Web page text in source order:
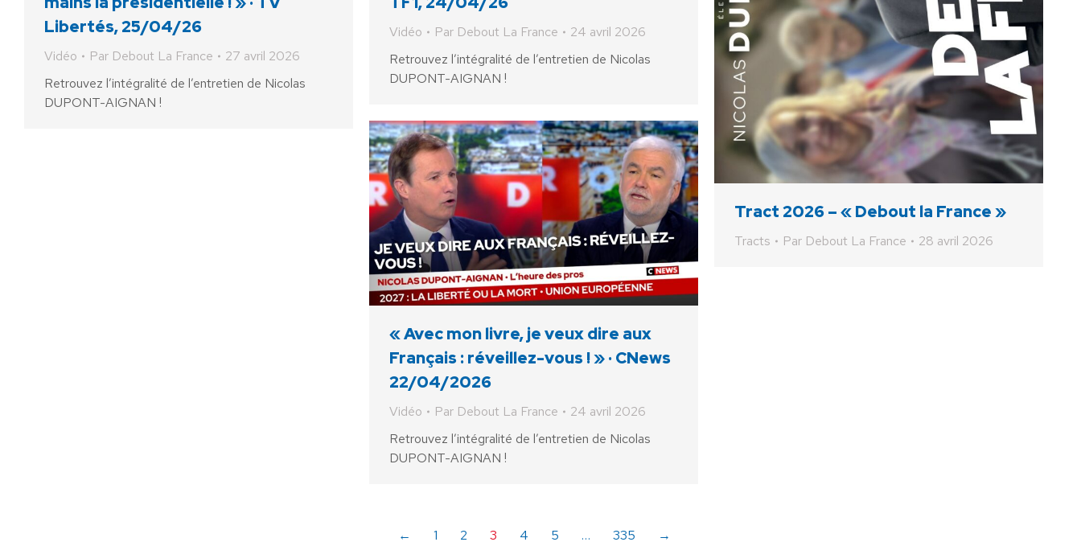
Tract 2026 – « Debout la France »
Tracts Par Debout La France 28 avril 2026
Libertés, 25/04/26
Vidéo Par Debout La France
27 avril 2026
Retrouvez l’intégralité de l’entretien de Nicolas
DUPONT-AIGNAN !
Vidéo Par Debout La France
24 avril 2026
Retrouvez l’intégralité de l’entretien de Nicolas
DUPONT-AIGNAN !
« Avec mon livre, je veux dire aux
Français : réveillez-vous ! » · CNews
22/04/2026
Vidéo Par Debout La France
24 avril 2026
Retrouvez l’intégralité de l’entretien de Nicolas
DUPONT-AIGNAN !
← 1 2 3 4 5 … 335 →